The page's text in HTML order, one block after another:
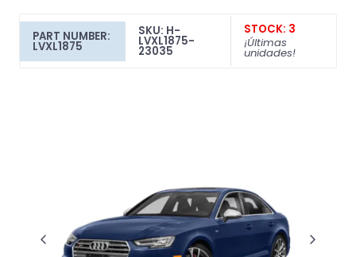
PART NUMBER:
LVXL1875
SKU: H-
LVXL1875-
23035
STOCK: 3
¡Últimas
unidades!